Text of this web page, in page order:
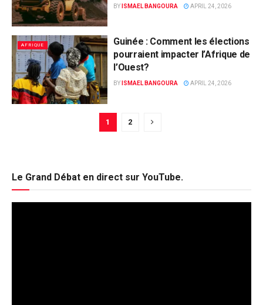
BY ISMAEL BANGOURA APRIL 24, 2026
AFRIQUE
Guinée : Comment les élections
pourraient impacter l’Afrique de
l’Ouest?
BY ISMAEL BANGOURA APRIL 24, 2026
1 2
Le Grand Débat en direct sur YouTube.